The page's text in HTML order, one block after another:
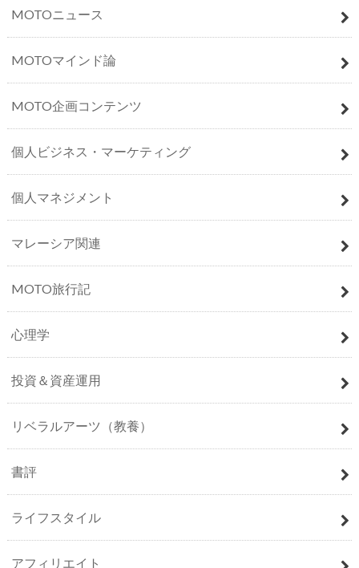
MOTOニュース
MOTOマインド論
MOTO企画コンテンツ
個人ビジネス・マーケティング
個人マネジメント
マレーシア関連
MOTO旅行記
心理学
投資＆資産運用
リベラルアーツ（教養）
書評
ライフスタイル
アフィリエイト